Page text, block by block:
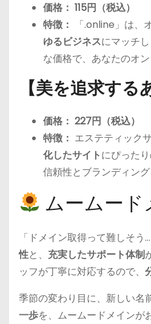
価格： 115円（税込）
特徴：
「.online」は、
ゆるビジネスにマッチ
な価格で、あなたのオ
【美を追求す
価格： 227円（税込）
特徴： エステティック
化したサイトにぴった
信頼性とブランディン
ムームード
「ドメイン取得って難しそ
性と、 充実したサポート体制
ッフが丁寧に対応するので、
季節の変わり目に、新しい名
一歩を、ムームードメインが